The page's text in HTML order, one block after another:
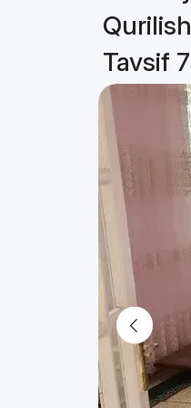
Tavsif